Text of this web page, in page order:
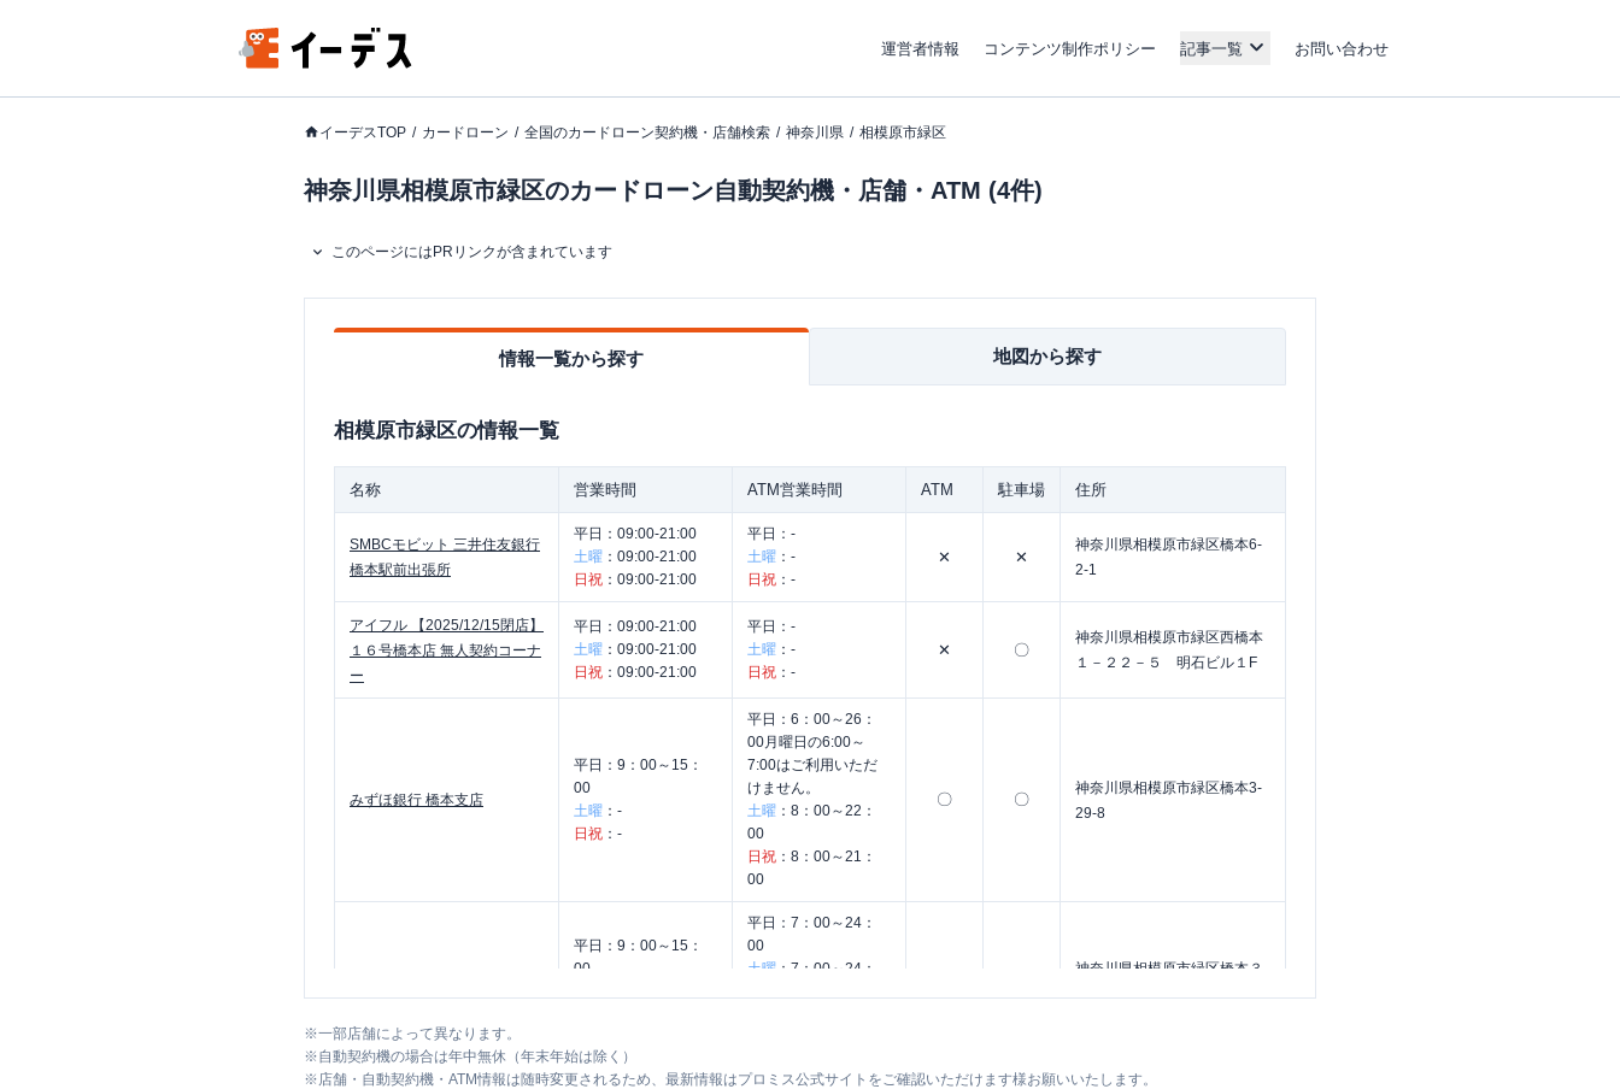
運営者情報 コンテンツ制作ポリシー 記事一覧 お問い合わせ
イーデスTOP カードローン 全国のカードローン契約機・店舗検索 神奈川県 相模原市緑区
神奈川県相模原市緑区のカードローン自動契約機・店舗・ATM (4件)
このページにはPRリンクが含まれています
情報一覧から探す 地図から探す
相模原市緑区の情報一覧
名称 営業時間 ATM営業時間 ATM 駐車場 住所
SMBCモビット 三井住友銀行
橋本駅前出張所
平日： 09:00-21:00
土曜 ： 09:00-21:00
日祝 ： 09:00-21:00
平日： -
土曜 ： -
日祝 ： -
✕ ✕
神奈川県相模原市緑区橋本6-
2-1
アイフル
【2025/12/15閉店】
１６号橋本店 無人契約コーナ
ー
平日： 09:00-21:00
土曜 ： 09:00-21:00
日祝 ： 09:00-21:00
平日： -
土曜 ： -
日祝 ： -
✕ 〇
神奈川県相模原市緑区西橋本
１－２２－５ 明石ビル１F
みずほ銀行 橋本支店
平日： 9：00～15：
00
土曜 ： -
日祝 ： -
平日： 6：00～26：
00月曜日の6:00～
7:00はご利用いただ
けません。
土曜 ： 8：00～22：
00
日祝 ： 8：00～21：
00
〇 〇
神奈川県相模原市緑区橋本3-
29-8
平日： 9：00～15：
00
平日： 7：00～24：
00
土曜 ： 7：00～24：
神奈川県相模原市緑区橋本３
－２５－１
※一部店舗によって異なります。
※自動契約機の場合は年中無休（年末年始は除く）
※店舗・自動契約機・ATM情報は随時変更されるため、最新情報はプロミス公式サイトをご確認いただけます様お願いいたします。